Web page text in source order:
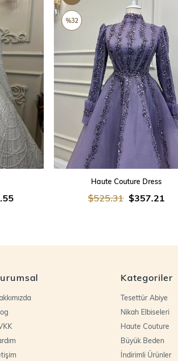
Haute Couture Dress
$357.21
$525.31
ÜRÜN
%32
Kategoriler
Tesettür Abiye
Nikah Elbiseleri
Haute Couture
Büyük Beden
İndirimli Ürünler